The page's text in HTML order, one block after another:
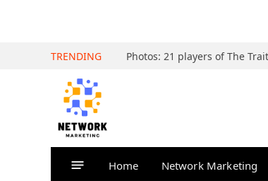
TRENDING
Home Network Marketing